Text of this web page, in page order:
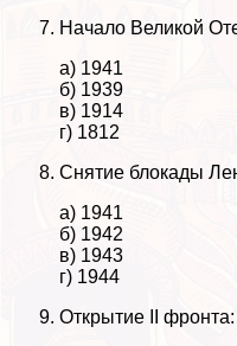
Начало Великой
а) 1941
б) 1939
в) 1914
г) 1812
Снятие блокады
а) 1941
б) 1942
в) 1943
г) 1944
Открытие II фронта: